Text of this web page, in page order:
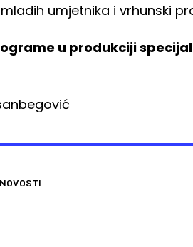
umjetnika i vrhunski
u produkciji